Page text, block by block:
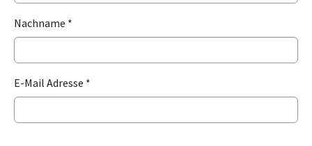
Nachname *
E-Mail Adresse *